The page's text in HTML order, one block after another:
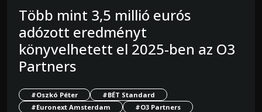
Több mint 3,5 millió eurós
adózott eredményt
könyvelhetett el 2025-ben az O3
Partners
#Oszkó Péter
#BÉT Standard
#Euronext Amsterdam
#O3 Partners